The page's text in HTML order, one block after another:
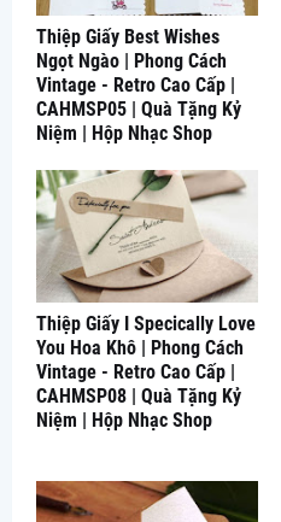
Thiệp Giấy Best Wishes
Ngọt Ngào | Phong Cách
Vintage - Retro Cao Cấp |
CAHMSP05 | Quà Tặng Kỷ
Niệm | Hộp Nhạc Shop
Thiệp Giấy I Specically Love
You Hoa Khô | Phong Cách
Vintage - Retro Cao Cấp |
CAHMSP08 | Quà Tặng Kỷ
Niệm | Hộp Nhạc Shop